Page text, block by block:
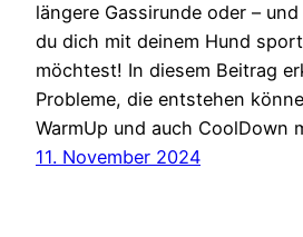
längere Gassirunde oder –
du dich mit deinem Hund
möchtest! In diesem Beitrag
Probleme, die entstehen
WarmUp und auch CoolDown
11. November 2024